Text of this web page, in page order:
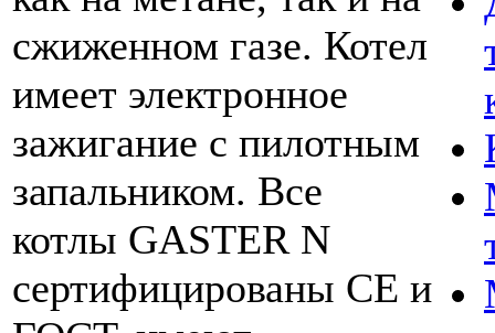
сжиженном газе. Котел
имеет электронное
зажигание с пилотным
запальником. Все
котлы GASTER N
сертифицированы CE и